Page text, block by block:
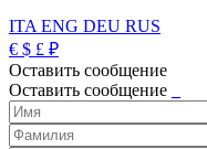
ITA ENG DEU RUS
€ $ £ ₽
Оставить сообщение
Оставить сообщение